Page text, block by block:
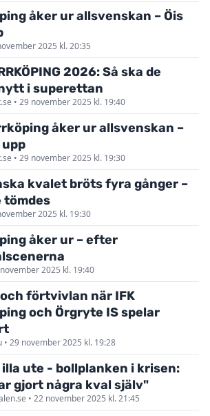
åker ur allsvenskan – Öis
2025 kl. 20:35
2026: Så ska de
i superettan
• 29 november 2025 kl. 19:40
åker ur allsvenskan –
upp
• 29 november 2025 kl. 19:30
kvalet bröts fyra gånger –
tömdes
2025 kl. 19:30
åker ur – efter
2025 kl. 19:40
förtvivlan när IFK
och Örgryte IS spelar
• 29 november 2025 kl. 19:28
illa ute - bollplanken i krisen:
gjort några kval själv"
• 22 november 2025 kl. 21:45